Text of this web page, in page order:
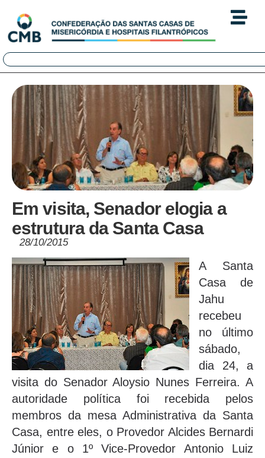
Em visita, Senador elogia a
estrutura da Santa Casa
28/10/2015
A Santa
Casa de
Jahu
recebeu
no último
sábado,
dia 24, a
visita do Senador Aloysio Nunes Ferreira. A
autoridade política foi recebida pelos
membros da mesa Administrativa da Santa
Casa, entre eles, o Provedor Alcides Bernardi
Júnior e o 1º Vice-Provedor Antonio Luiz